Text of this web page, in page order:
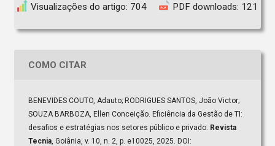
Visualizações do artigo: 704 PDF downloads: 121
COMO CITAR
BENEVIDES COUTO, Adauto; RODRIGUES SANTOS, João Victor;
SOUZA BARBOZA, Ellen Conceição. Eficiência da Gestão de TI:
desafios e estratégias nos setores público e privado. Revista
Tecnia, Goiânia, v. 10, n. 2, p. e10025, 2025. DOI: